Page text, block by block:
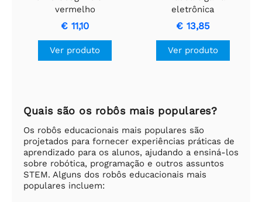
vermelho
€ 11,10
Ver produto
eletrônica
€ 13,85
Ver produto
Quais são os robôs mais populares?
Os robôs educacionais mais populares são
projetados para fornecer experiências práticas de
aprendizado para os alunos, ajudando a ensiná-los
sobre robótica, programação e outros assuntos
STEM. Alguns dos robôs educacionais mais
populares incluem: